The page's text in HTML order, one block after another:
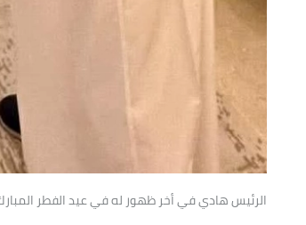
الرئيس هادي في أخر ظهور له في عيد الفطر